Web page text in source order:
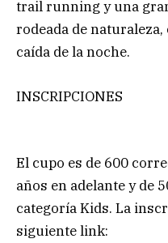
trail running y una
rodeada de
caída de la noche.
INSCRIPCIONES
El cupo es de 600
años en adelante y de
categoría Kids. La
siguiente link: